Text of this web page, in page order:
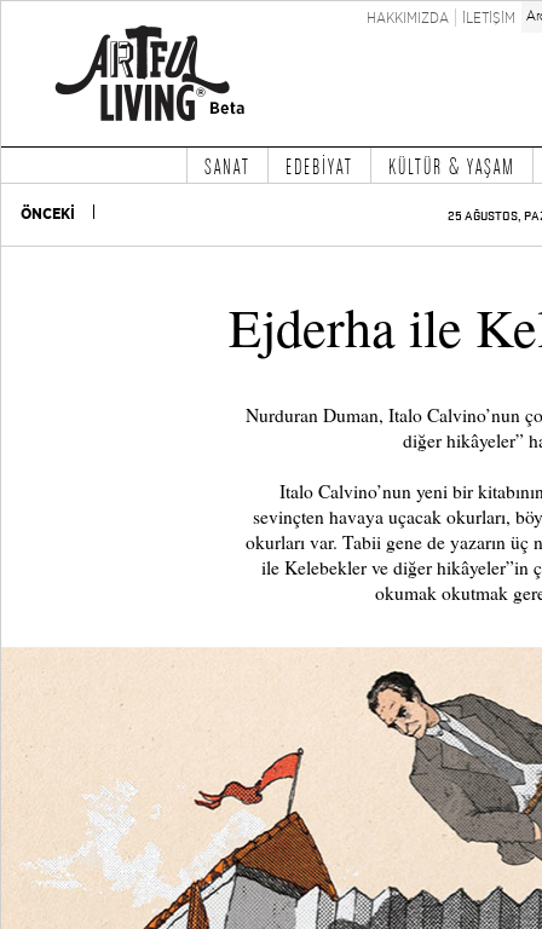
HAKKIMIZDA İLETİŞİM
SANAT EDEBİYAT KÜLTÜR & YAŞAM
ÖNCEKİ 25 AĞUSTOS,
Ejderha ile
Nurduran Duman, Italo Calvino’nun
diğer hikâyeler”
Italo Calvino’nun yeni bir
sevinçten havaya uçacak okurları,
okurları var. Tabii gene de yazarın üç
ile Kelebekler ve diğer hikâyeler”in
okumak okutmak